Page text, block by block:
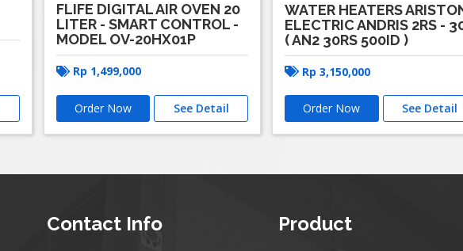
FLIFE DIGITAL AIR OVEN 20
LITER - SMART CONTROL -
MODEL OV-20HX01P
Rp 1,499,000
Order Now See Detail
WATER HEATERS
ELECTRIC ANDRIS 2RS -
( AN2 30RS 500ID )
Rp 3,150,000
Order Now See Detail
Contact Info Product